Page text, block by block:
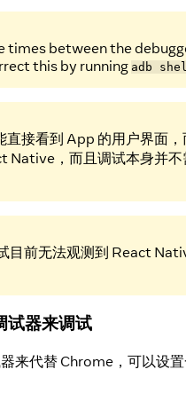
times between the
this by running adb shell
接看到 App 的用户界面
Native，而且调试本身并
目前无法观测到 React
试器来调试
来代替 Chrome，可以设